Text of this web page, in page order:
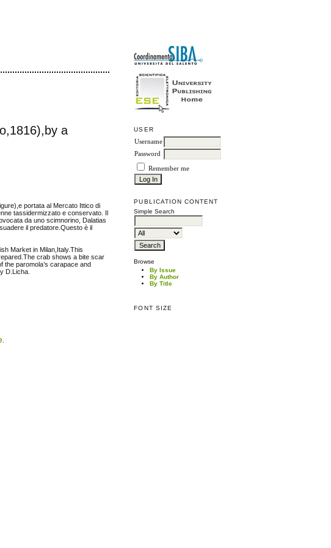
USER
Username
Password
Remember me
PUBLICATION CONTENT
Simple Search
Browse
By Issue
By Author
By Title
FONT SIZE
a
portata al Mercato Ittico di
tassidermizzato e conservato. Il
da uno scimnorino, Dalatias
il predatore.Questo è il
Market in Milan,Italy.This
crab shows a bite scar
the paromola’s carapace and
D.Licha.